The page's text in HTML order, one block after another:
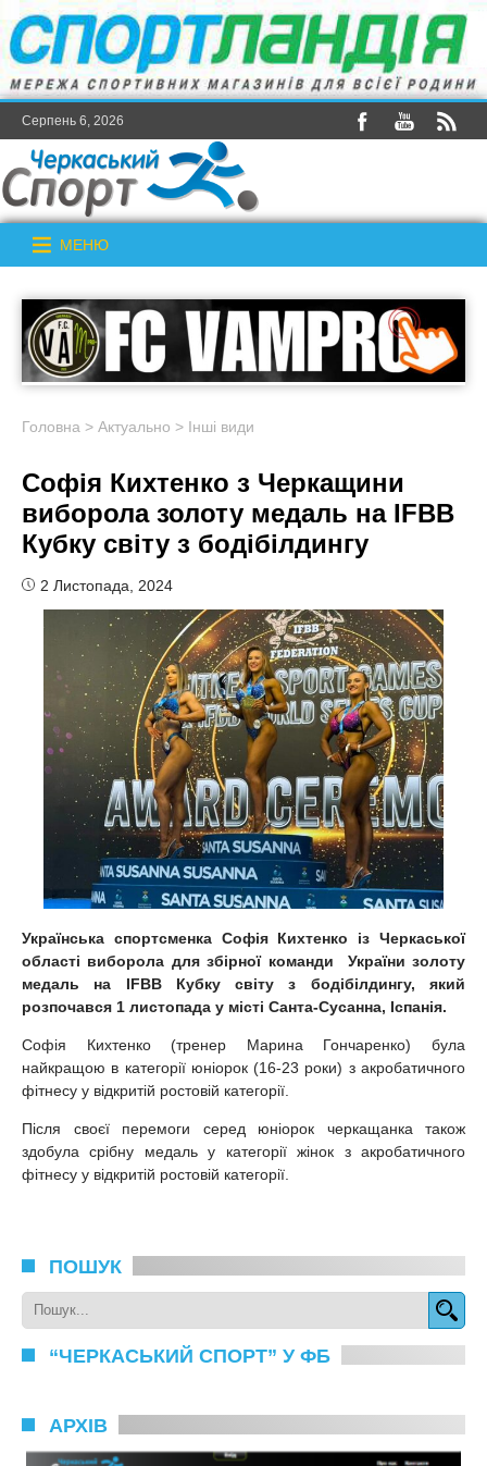
Серпень 6, 2026
МЕНЮ
Головна > Актуально > Інші види
Софія Кихтенко з Черкащини
виборола золоту медаль на IFBB
Кубку світу з бодібілдингу
2 Листопада, 2024
Українська спортсменка Софія Кихтенко із Черкаської
області виборола для збірної команди України золоту
медаль на IFBB Кубку світу з бодібілдингу, який
розпочався 1 листопада у місті Санта-Сусанна, Іспанія.
Софія Кихтенко (тренер Марина Гончаренко) була
найкращою в категорії юніорок (16-23 роки) з акробатичного
фітнесу у відкритій ростовій категорії.
Після своєї перемоги серед юніорок черкащанка також
здобула срібну медаль у категорії жінок з акробатичного
фітнесу у відкритій ростовій категорії.
ПОШУК
“ЧЕРКАСЬКИЙ СПОРТ” У ФБ
АРХІВ